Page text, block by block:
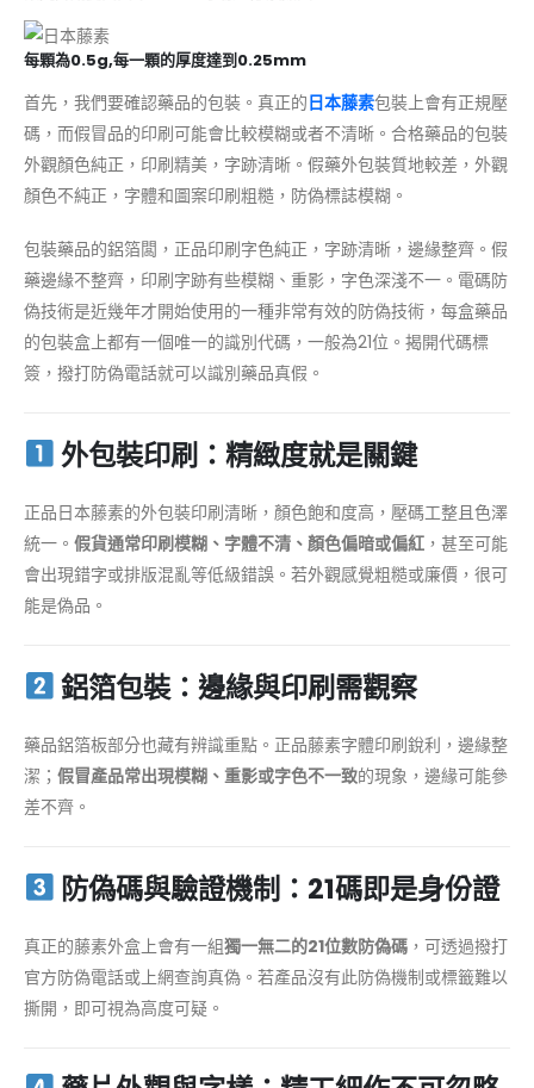
每顆為0.5g,每一顆的厚度達到0.25mm
首先，我們要確認藥品的包裝。真正的日本藤素包裝上會有正規壓
碼，而假冒品的印刷可能會比較模糊或者不清晰。合格藥品的包裝
外觀顏色純正，印刷精美，字跡清晰。假藥外包裝質地較差，外觀
顏色不純正，字體和圖案印刷粗糙，防偽標誌模糊。
包裝藥品的鋁箔闆，正品印刷字色純正，字跡清晰，邊緣整齊。假
藥邊緣不整齊，印刷字跡有些模糊、重影，字色深淺不一。電碼防
偽技術是近幾年才開始使用的一種非常有效的防偽技術，每盒藥品
的包裝盒上都有一個唯一的識別代碼，一般為21位。揭開代碼標
簽，撥打防偽電話就可以識別藥品真假。
外包裝印刷：精緻度就是關鍵
正品日本藤素的外包裝印刷清晰，顏色飽和度高，壓碼工整且色澤
統一。 假貨通常印刷模糊、字體不清、顏色偏暗或偏紅 ，甚至可能
會出現錯字或排版混亂等低級錯誤。若外觀感覺粗糙或廉價，很可
能是偽品。
鋁箔包裝：邊緣與印刷需觀察
藥品鋁箔板部分也藏有辨識重點。正品藤素字體印刷銳利，邊緣整
潔； 假冒產品常出現模糊、重影或字色不一致的現象，邊緣可能參
差不齊。
防偽碼與驗證機制：21碼即是身份證
真正的藤素外盒上會有一組獨一無二的21位數防偽碼 ，可透過撥打
官方防偽電話或上網查詢真偽。若產品沒有此防偽機制或標籤難以
撕開，即可視為高度可疑。